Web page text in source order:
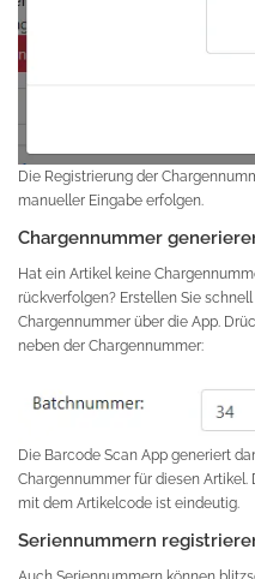
Die Registrierung der
manueller Eingabe erfolgen.
Chargennummer
Hat ein Artikel keine
rückverfolgen? Erstellen Sie
Chargennummer über die App.
neben der Chargennummer:
Die Barcode Scan App generiert
Chargennummer für diesen
mit dem Artikelcode ist eindeutig.
Seriennummern